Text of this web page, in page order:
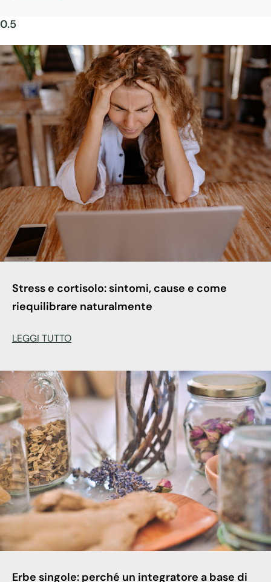
Stress e cortisolo: sintomi, cause e come
riequilibrare naturalmente
LEGGI TUTTO
Erbe singole: perché un integratore a base di